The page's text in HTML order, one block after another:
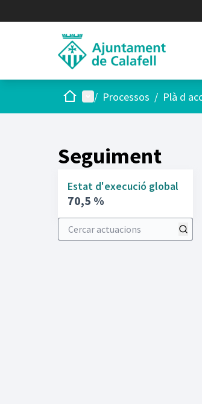
Inici Menú principal
/ Processos / Plà d
Seguiment
Estat d'execució global
70,5 %
Cercar actuacions